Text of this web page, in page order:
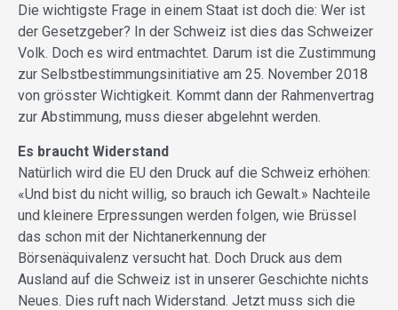
Die wichtigste Frage in einem Staat ist doch die: Wer ist
der Gesetzgeber? In der Schweiz ist dies das Schweizer
Volk. Doch es wird entmachtet. Darum ist die Zustimmung
zur Selbstbestimmungsinitiative am 25. November 2018
von grösster Wichtigkeit. Kommt dann der Rahmenvertrag
zur Abstimmung, muss dieser abgelehnt werden.
Es braucht Widerstand
Natürlich wird die EU den Druck auf die Schweiz erhöhen:
«Und bist du nicht willig, so brauch ich Gewalt.» Nachteile
und kleinere Erpressungen werden folgen, wie Brüssel
das schon mit der Nichtanerkennung der
Börsenäquivalenz versucht hat. Doch Druck aus dem
Ausland auf die Schweiz ist in unserer Geschichte nichts
Neues. Dies ruft nach Widerstand. Jetzt muss sich die